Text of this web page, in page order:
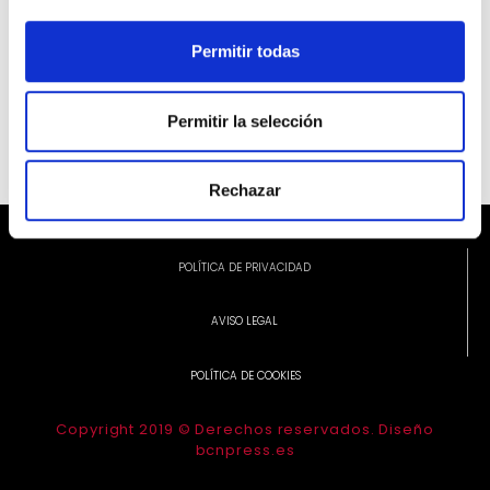
Permitir todas
Permitir la selección
Rechazar
INFORMACIÓN ADICIONAL
POLÍTICA DE PRIVACIDAD
AVISO LEGAL
POLÍTICA DE COOKIES
Copyright 2019 © Derechos reservados. Diseño
bcnpress.es